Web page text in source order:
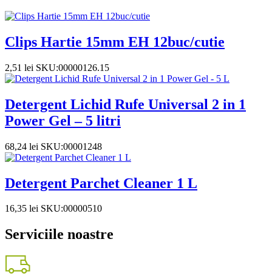
Clips Hartie 15mm EH 12buc/cutie
2,51 lei SKU:00000126.15
Detergent Lichid Rufe Universal 2 in 1
Power Gel – 5 litri
68,24 lei SKU:00001248
Detergent Parchet Cleaner 1 L
16,35 lei SKU:00000510
Serviciile noastre